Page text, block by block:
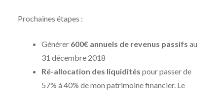
Prochaines étapes :
Générer 600€ annuels de revenus passifs au
31 décembre 2018
Ré-allocation des liquidités pour passer de
57% à 40% de mon patrimoine financier. Le